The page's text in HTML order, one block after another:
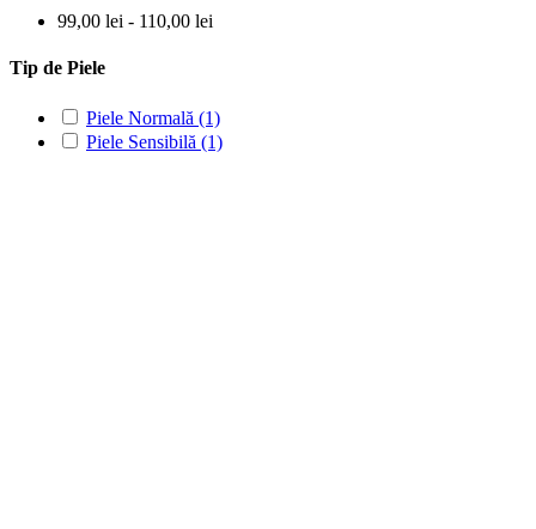
99,00 lei - 110,00 lei
Tip de Piele
Piele Normală (1)
Piele Sensibilă (1)